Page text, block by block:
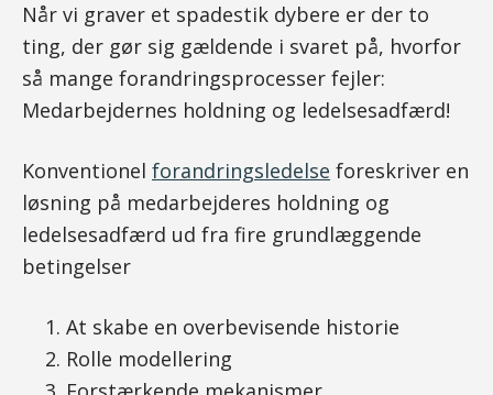
Når vi graver et spadestik dybere er der to
ting, der gør sig gældende i svaret på, hvorfor
så mange forandringsprocesser fejler:
Medarbejdernes holdning og ledelsesadfærd!
Konventionel forandringsledelse foreskriver en
løsning på medarbejderes holdning og
ledelsesadfærd ud fra fire grundlæggende
betingelser
At skabe en overbevisende historie
Rolle modellering